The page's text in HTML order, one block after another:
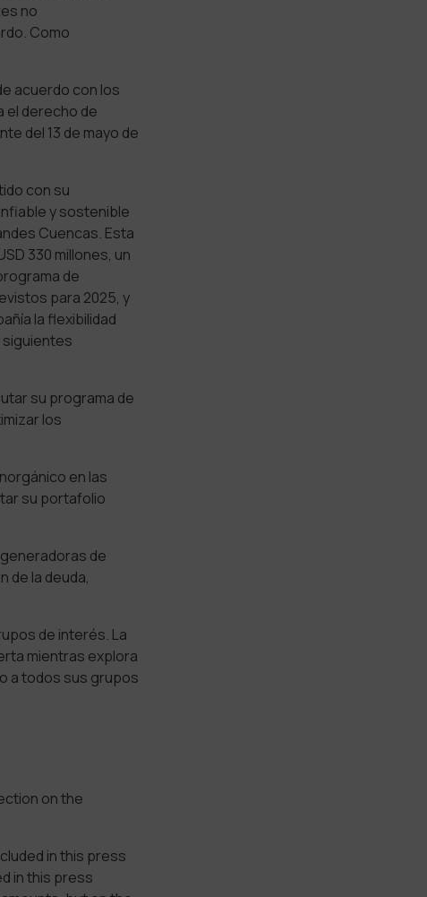
no
Como
acuerdo con los
el derecho de
del 13 de mayo de
con su
y sostenible
Cuencas. Esta
330 millones, un
de
para 2025, y
la flexibilidad
su programa de
los
en las
su portafolio
de
de la deuda,
de interés. La
mientras explora
a todos sus grupos
on the
in this press
in this press